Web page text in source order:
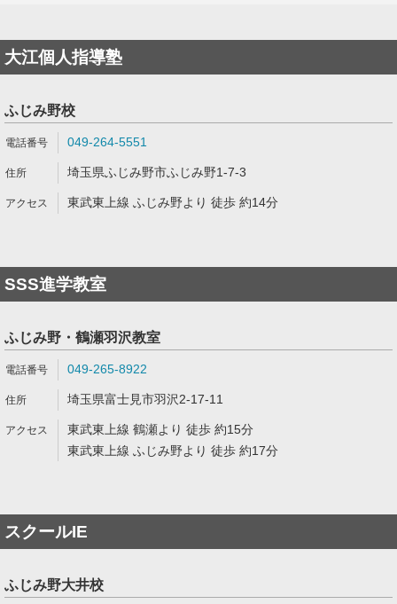
大江個人指導塾
ふじみ野校
049-264-5551
埼玉県ふじみ野市ふじみ野1-7-3
東武東上線 ふじみ野より 徒歩 約14分
SSS進学教室
ふじみ野・鶴瀬羽沢教室
049‐265‐8922
埼玉県富士見市羽沢2-17-11
東武東上線 鶴瀬より 徒歩 約15分
東武東上線 ふじみ野より 徒歩 約17分
スクールIE
ふじみ野大井校